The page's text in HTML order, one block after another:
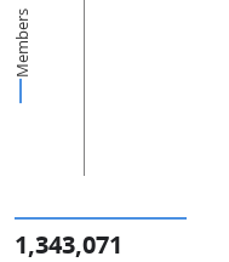
Members
1,343,071